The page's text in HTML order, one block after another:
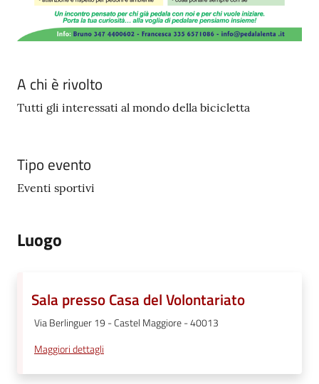
A chi è rivolto
Tutti gli interessati al mondo della bicicletta
Tipo evento
Eventi sportivi
Luogo
Sala presso Casa del Volontariato
Via Berlinguer 19 - Castel Maggiore - 40013
Maggiori dettagli